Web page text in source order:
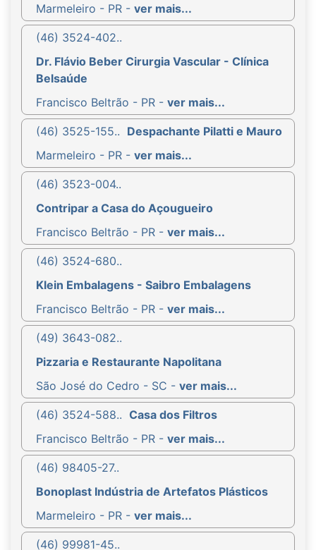
Marmeleiro - PR - ver mais...
(46) 3524-402..
Dr. Flávio Beber Cirurgia Vascular - Clínica
Belsaúde
Francisco Beltrão - PR - ver mais...
(46) 3525-155.. Despachante Pilatti e Mauro
Marmeleiro - PR - ver mais...
(46) 3523-004..
Contripar a Casa do Açougueiro
Francisco Beltrão - PR - ver mais...
(46) 3524-680..
Klein Embalagens - Saibro Embalagens
Francisco Beltrão - PR - ver mais...
(49) 3643-082..
Pizzaria e Restaurante Napolitana
São José do Cedro - SC - ver mais...
(46) 3524-588.. Casa dos Filtros
Francisco Beltrão - PR - ver mais...
(46) 98405-27..
Bonoplast Indústria de Artefatos Plásticos
Marmeleiro - PR - ver mais...
(46) 99981-45..